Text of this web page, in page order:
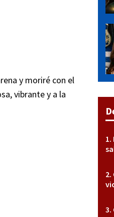
y moriré con el
vibrante y a la